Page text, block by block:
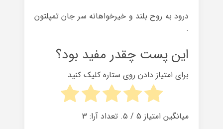
درود به روح بلند و خیرخواهانه سر جان تمپلتون
.
این پست چقدر مفید بود؟
برای امتیاز دادن روی ستاره کلیک کنید
میانگین امتیاز 5/ ۵. تعداد آرا: 3